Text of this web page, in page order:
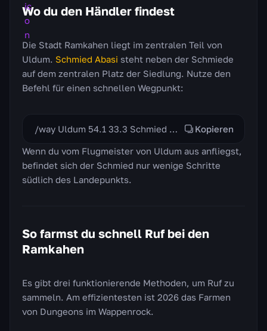
Wo du den Händler findest
Die Stadt Ramkahen liegt im zentralen Teil von
Uldum. Schmied Abasi steht neben der Schmiede
auf dem zentralen Platz der Siedlung. Nutze den
Befehl für einen schnellen Wegpunkt:
Kopieren
Wenn du vom Flugmeister von Uldum aus anfliegst,
befindet sich der Schmied nur wenige Schritte
südlich des Landepunkts.
So farmst du schnell Ruf bei den
Ramkahen
Es gibt drei funktionierende Methoden, um Ruf zu
sammeln. Am effizientesten ist 2026 das Farmen
von Dungeons im Wappenrock.